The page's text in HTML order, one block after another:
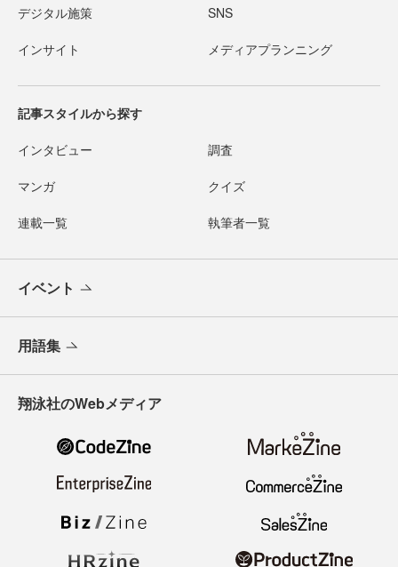
デジタル施策 SNS
インサイト メディアプランニング
記事スタイルから探す
インタビュー 調査
マンガ クイズ
連載一覧 執筆者一覧
イベント
用語集
翔泳社のWebメディア